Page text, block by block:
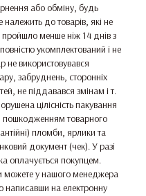
або обміну, будь
до товарів, які не
менше ніж 14 днів з
укомплектований і не
не використовувався
забруднень, сторонніх
не піддавався змінам і т.
цілісність пакування
пошкодженням товарного
пломби, ярлики та
документ (чек). У разі
оплачується покупцем.
можете у нашого менеджера
на електронну